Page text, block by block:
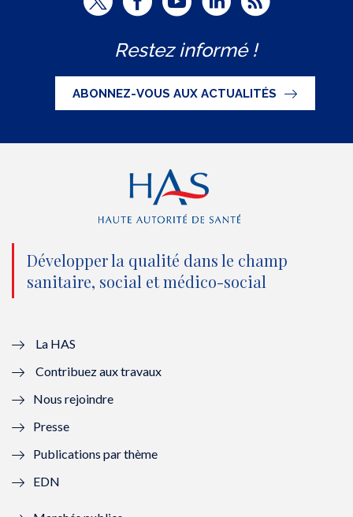
i
t
t
e
n
o
u
l
l
f
c
e
b
o
o
k
(
n
o
e
e
u
t
u
b
e
(
n
o
u
n
k
e
d
(
n
o
Restez informé !
ABONNEZ-VOUS AUX ACTUALITÉS
Développer la qualité dans le champ
sanitaire, social et médico-social
La HAS
Contribuez aux travaux
Nous rejoindre
Presse
Publications par thème
EDN